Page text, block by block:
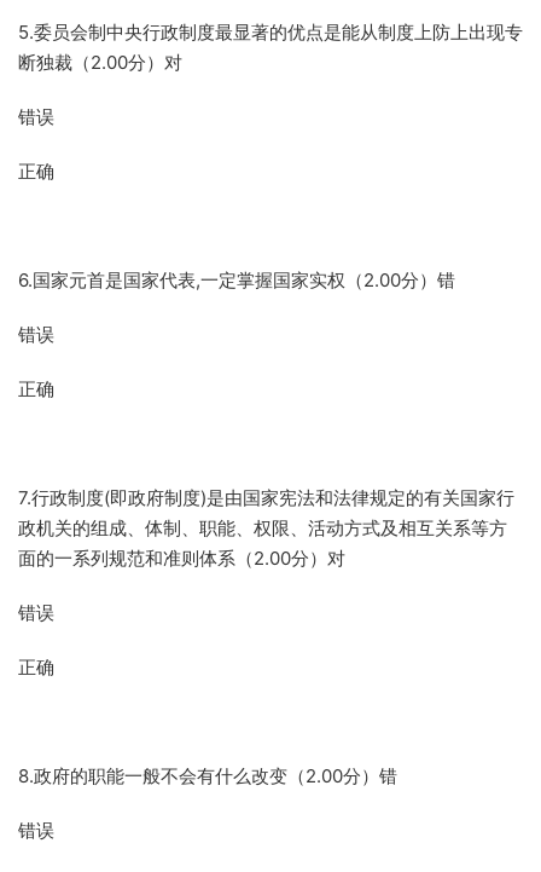
5.委员会制中央行政制度最显著的优点是能从制度上防上出现专
断独裁（2.00分）对
错误
正确
6.国家元首是国家代表,一定掌握国家实权（2.00分）错
错误
正确
7.行政制度(即政府制度)是由国家宪法和法律规定的有关国家行
政机关的组成、体制、职能、权限、活动方式及相互关系等方
面的一系列规范和准则体系（2.00分）对
错误
正确
8.政府的职能一般不会有什么改变（2.00分）错
错误